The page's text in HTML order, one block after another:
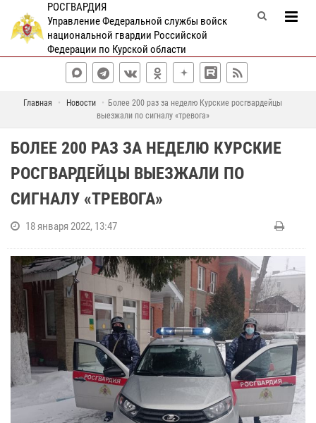
РОСГВАРДИЯ
Управление Федеральной службы войск
национальной гвардии Российской
Федерации по Курской области
Главная Новости
Более 200 раз за неделю Курские росгвардейцы
выезжали по сигналу «тревога»
БОЛЕЕ 200 РАЗ ЗА НЕДЕЛЮ КУРСКИЕ
РОСГВАРДЕЙЦЫ ВЫЕЗЖАЛИ ПО
СИГНАЛУ «ТРЕВОГА»
18 января 2022, 13:47